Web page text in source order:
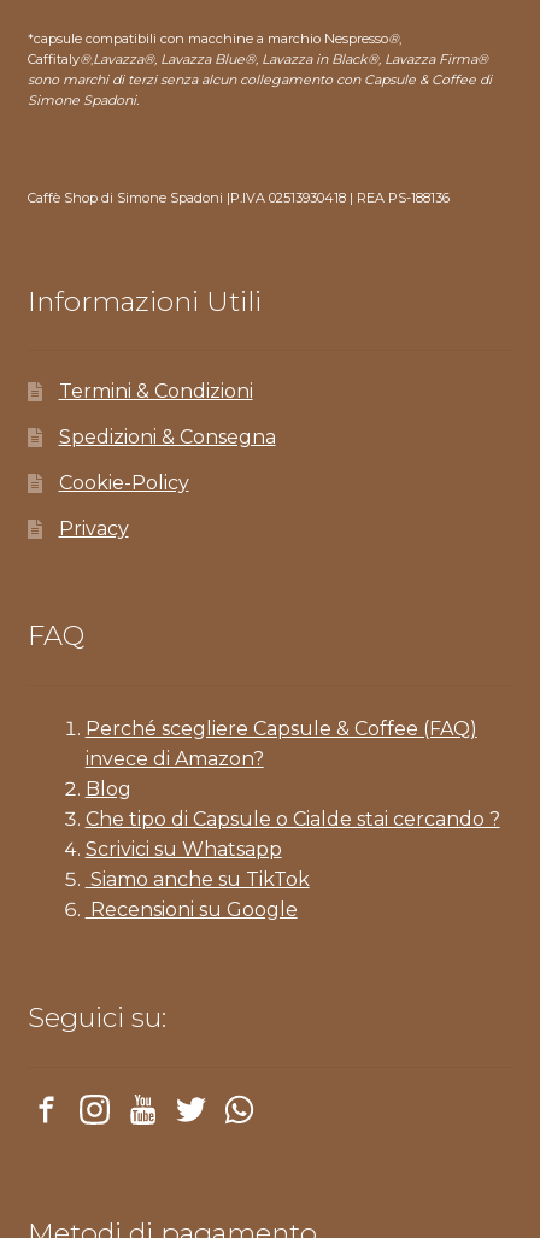
*capsule compatibili con macchine a marchio Nespresso®,
Caffitaly®,Lavazza®, Lavazza Blue®, Lavazza in Black®, Lavazza Firma®
sono marchi di terzi senza alcun collegamento con Capsule & Coffee di
Simone Spadoni.
Caffè Shop di Simone Spadoni |P.IVA 02513930418 | REA PS-188136
Informazioni Utili
Termini & Condizioni
Spedizioni & Consegna
Cookie-Policy
Privacy
FAQ
Perché scegliere Capsule & Coffee (FAQ)
invece di Amazon?
Blog
Che tipo di Capsule o Cialde stai cercando ?
Scrivici su Whatsapp
Siamo anche su TikTok
Recensioni su Google
Seguici su: